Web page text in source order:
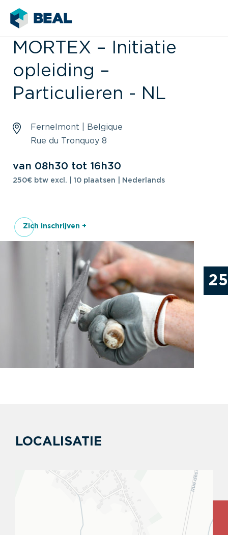
25
MORTEX – Initiatie
opleiding –
Particulieren - NL
Fernelmont | Belgique
Rue du Tronquoy 8
van 08h30 tot 16h30
250€ btw excl. | 10 plaatsen | Nederlands
Zich inschrijven +
LOCALISATIE